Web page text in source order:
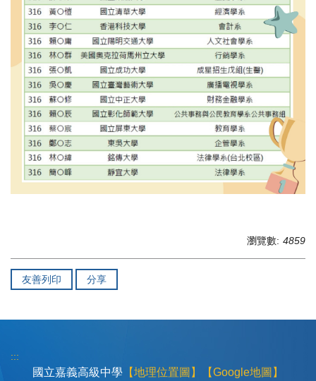
瀏覽數: 4859
友善列印 分享
:::
國立嘉義高級中學 【地理位置圖】 【Google地圖】